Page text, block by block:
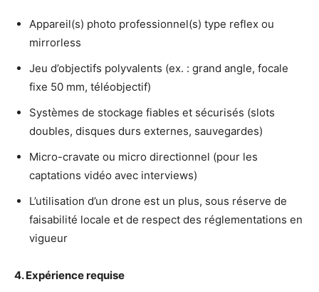
Appareil(s) photo professionnel(s) type reflex ou
mirrorless
Jeu d’objectifs polyvalents (ex. : grand angle, focale
fixe 50 mm, téléobjectif)
Systèmes de stockage fiables et sécurisés (slots
doubles, disques durs externes, sauvegardes)
Micro-cravate ou micro directionnel (pour les
captations vidéo avec interviews)
L’utilisation d’un drone est un plus, sous réserve de
faisabilité locale et de respect des réglementations en
vigueur
4. Expérience requise